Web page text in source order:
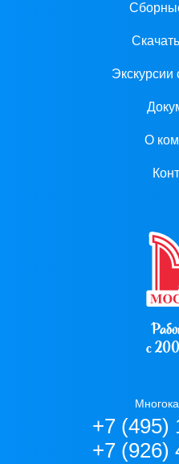
Экскурсии
О
с
+7 (495)
+7 (926)